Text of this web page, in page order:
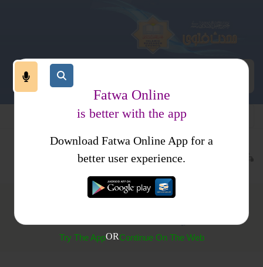
نکاح حق مہر کتب فتاوی
(234) مہر میں مبالغہ آرائی کے مشکل مسئلہ کا حل
Fatwa Online
is better with the app
Download Fatwa Online App for a
better user experience.
Try The AppORContinue On The Web